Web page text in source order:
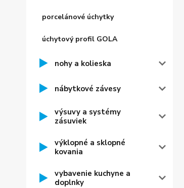
porcelánové úchytky
úchytový profil GOLA
nohy a kolieska
nábytkové závesy
výsuvy a systémy
zásuviek
výklopné a sklopné
kovania
vybavenie kuchyne a
doplnky